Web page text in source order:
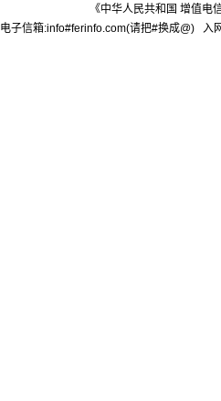
《中华人民共和国 增值电
电子信箱:info#ferinfo.com(请把#换成@)